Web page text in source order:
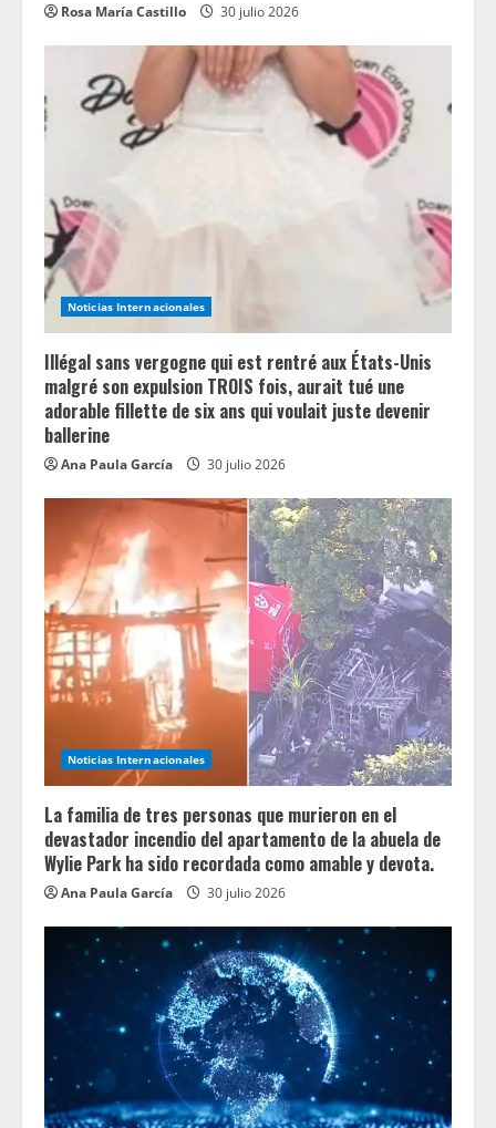
Rosa María Castillo 30 julio 2026
Noticias Internacionales
Illégal sans vergogne qui est rentré aux États-Unis
malgré son expulsion TROIS fois, aurait tué une
adorable fillette de six ans qui voulait juste devenir
ballerine
Ana Paula García 30 julio 2026
Noticias Internacionales
La familia de tres personas que murieron en el
devastador incendio del apartamento de la abuela de
Wylie Park ha sido recordada como amable y devota.
Ana Paula García 30 julio 2026